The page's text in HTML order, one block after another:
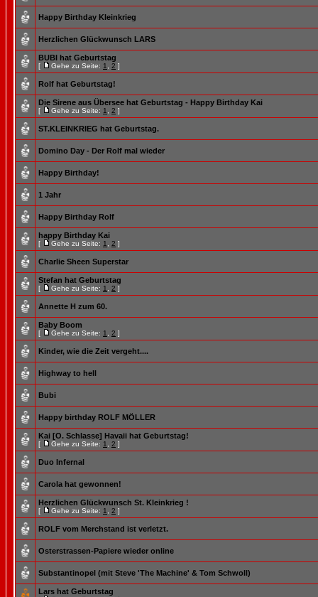
Happy Birthday Kleinkrieg
Herzlichen Glückwunsch LARS
BUBI hat Geburtstag
[ Gehe zu Seite: 1 2 ]
Rolf hat Geburtstag!
Die Sirene aus Übersee hat Geburtstag - Happy Birthday Kai
[ Gehe zu Seite: 1 2 ]
ST.KLEINKRIEG hat Geburtstag.
Domino Day - Der Rolf mal wieder
Happy Birthday!
1 Jahr
Happy Birthday Rolf
happy Birthday Kai
[ Gehe zu Seite: 1 2 ]
Charlie Sheen Superstar
Stefan hat Geburtstag
[ Gehe zu Seite: 1 2 ]
Annette H zum 60.
Baby Boom
[ Gehe zu Seite: 1 2 ]
Kinder, wie die Zeit vergeht....
Highway to hell
Bubi
Happy birthday ROLF MÖLLER
Kai [O. Schlasse] Havaii hat Geburtstag!
[ Gehe zu Seite: 1 2 ]
Duo Infernal
Carola hat gewonnen!
Herzlichen Glückwunsch St. Kleinkrieg !
[ Gehe zu Seite: 1 2 ]
ROLF vom Merchstand ist verletzt.
Osterstrassen-Papiere wieder online
Substantinopel (mit Steve 'The Machine' & Tom Schwoll)
Lars hat Geburtstag